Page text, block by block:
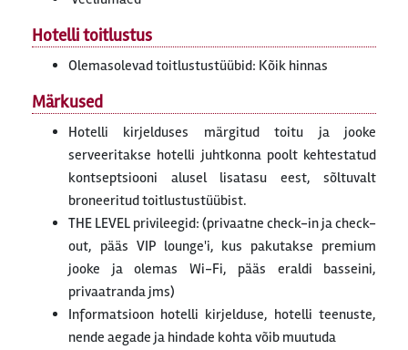
Hotelli toitlustus
Olemasolevad toitlustustüübid: Kõik hinnas
Märkused
Hotelli kirjelduses märgitud toitu ja jooke
serveeritakse hotelli juhtkonna poolt kehtestatud
kontseptsiooni alusel lisatasu eest, sõltuvalt
broneeritud toitlustustüübist.
THE LEVEL privileegid: (privaatne check-in ja check-
out, pääs VIP lounge'i, kus pakutakse premium
jooke ja olemas Wi-Fi, pääs eraldi basseini,
privaatranda jms)
Informatsioon hotelli kirjelduse, hotelli teenuste,
nende aegade ja hindade kohta võib muutuda